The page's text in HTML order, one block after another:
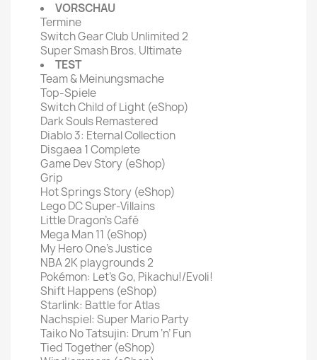
VORSCHAU
Termine
Switch Gear Club Unlimited 2
Super Smash Bros. Ultimate
TEST
Team & Meinungsmache
Top-Spiele
Switch Child of Light (eShop)
Dark Souls Remastered
Diablo 3: Eternal Collection
Disgaea 1 Complete
Game Dev Story (eShop)
Grip
Hot Springs Story (eShop)
Lego DC Super-Villains
Little Dragon’s Café
Mega Man 11 (eShop)
My Hero One’s Justice
NBA 2K playgrounds 2
Pokémon: Let’s Go, Pikachu!/Evoli!
Shift Happens (eShop)
Starlink: Battle for Atlas
Nachspiel: Super Mario Party
Taiko No Tatsujin: Drum ‘n’ Fun
Tied Together (eShop)